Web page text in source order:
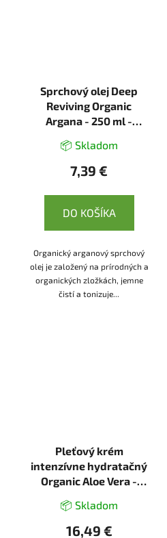
Sprchový olej Deep
Reviving Organic
Argana - 250 ml -
📦 Skladom
7,39 €
DO KOŠÍKA
Organický arganový sprchový
olej je založený na prírodných a
organických zložkách, jemne
čistí a tonizuje...
Pleťový krém
intenzívne hydratačný
Organic Aloe Vera -
📦 Skladom
16,49 €